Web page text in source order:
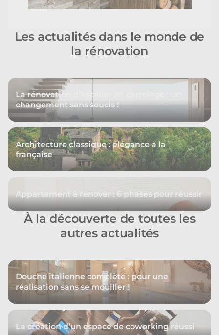
Les actualités dans le monde de
la rénovation
La rénovation d’escalier en carrelage : un
changement sans soucis !
Architecture classique : élégance à la
française
Appartement à rénover : 6 phases pour réussir
À la découverte de toutes les
autres actualités
Douche italienne complète : pour une
réalisation sans se mouiller !
La création d’un espace de coworking réussi